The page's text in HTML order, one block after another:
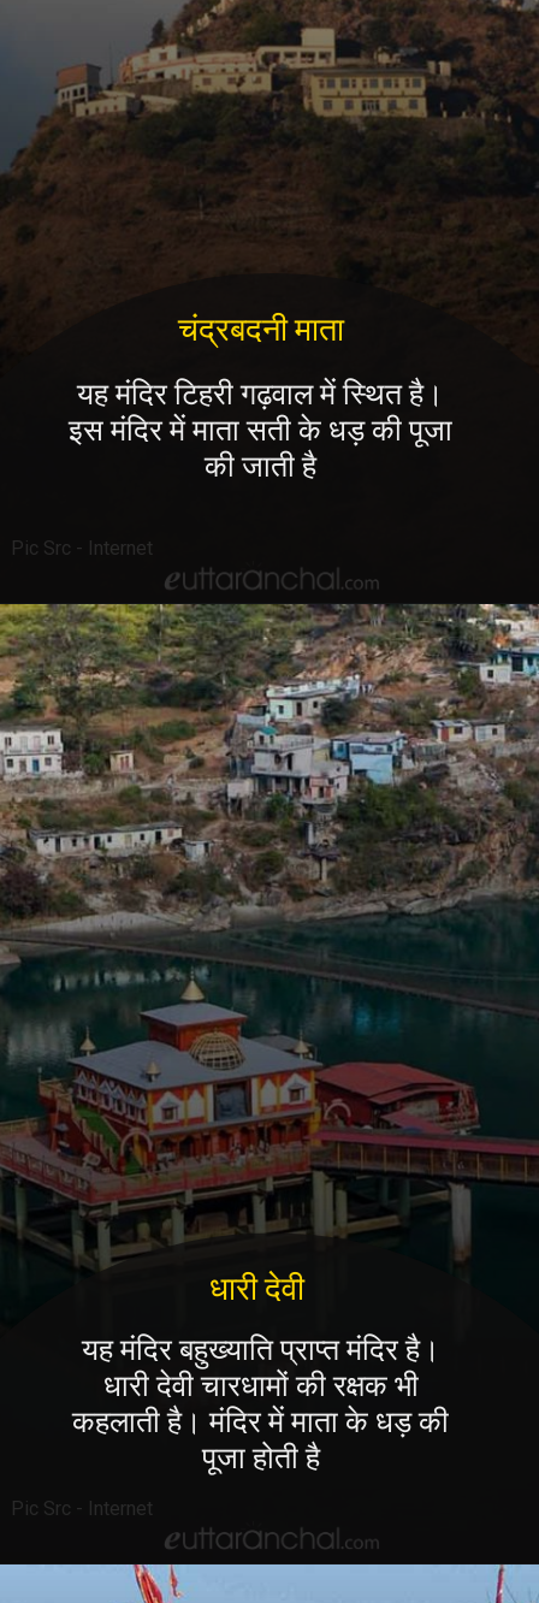
चंद्रबदनी माता
Pic Src - Internet
यह मंदिर टिहरी गढ़वाल में स्थित है।
इस मंदिर में माता सती के धड़ की पूजा
की जाती है
धारी देवी
Pic Src - Internet
यह मंदिर बहुख्याति प्राप्त मंदिर है।
धारी देवी चारधामों की रक्षक भी
कहलाती है। मंदिर में माता के धड़ की
पूजा होती है